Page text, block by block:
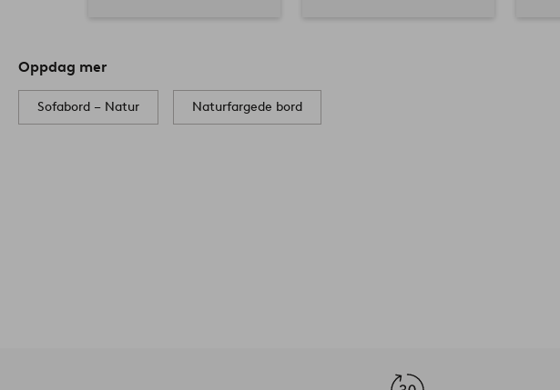
Oppdag mer
Sofabord – Natur Naturfargede bord